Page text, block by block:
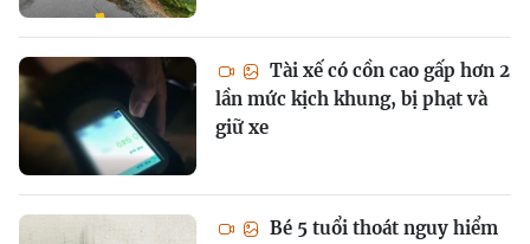
Tài xế có cồn cao gấp hơn 2
lần mức kịch khung, bị phạt và
giữ xe
Bé 5 tuổi thoát nguy hiểm